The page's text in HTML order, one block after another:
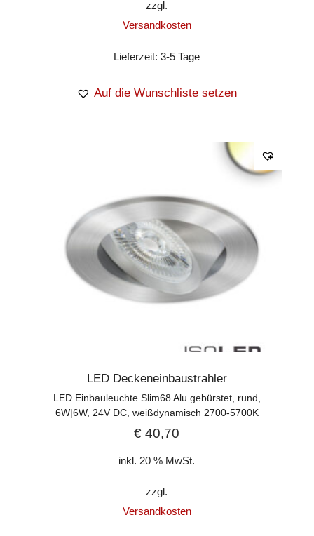
zzgl.
Versandkosten
Lieferzeit:3-5 Tage
Auf die Wunschliste setzen
LED Deckeneinbaustrahler
LED Einbauleuchte Slim68 Alu gebürstet, rund,
6W|6W, 24V DC, weißdynamisch 2700-5700K
€ 40,70
inkl. 20 % MwSt.
zzgl.
Versandkosten